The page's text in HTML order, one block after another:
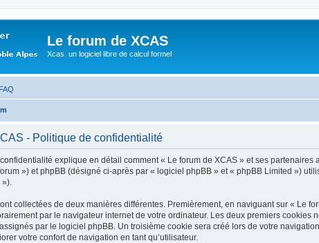
Le forum de XCAS
Xcas: un logiciel libre de calcul formel
FAQ
- Politique de confidentialité
explique en détail comment « Le forum de XCAS » et ses
») et phpBB (désigné ci-après par « logiciel phpBB » et « phpBB Limited »)
collectées de deux manières différentes. Premièrement, en naviguant sur « Le
par le navigateur internet de votre ordinateur. Les deux premiers
par le logiciel phpBB. Un troisième cookie sera créé lors de votre
votre confort de navigation en tant qu’utilisateur.